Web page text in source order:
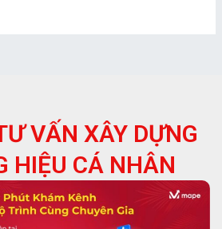
VẤN XÂY DỰNG
HIỆU CÁ NHÂN